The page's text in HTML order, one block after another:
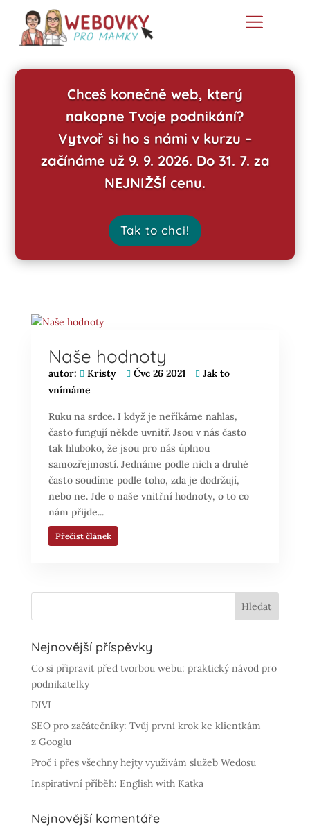
Chceš konečně web, který
nakopne Tvoje podnikání?
Vytvoř si ho s námi v kurzu –
začínáme už 9. 9. 2026. Do 31. 7. za
NEJNIŽŠÍ cenu.
Tak to chci!
Naše hodnoty
autor: Kristy Čvc 26 2021
Jak to
vnímáme
Ruku na srdce. I když je neříkáme nahlas,
často fungují někde uvnitř. Jsou v nás často
tak hluboko, že jsou pro nás úplnou
samozřejmostí. Jednáme podle nich a druhé
často soudíme podle toho, zda je dodržují,
nebo ne. Jde o naše vnitřní hodnoty, o to co
nám přijde...
Přečíst článek
Nejnovější příspěvky
Co si připravit před tvorbou webu: praktický návod pro
podnikatelky
DIVI
SEO pro začátečníky: Tvůj první krok ke klientkám
z Googlu
Proč i přes všechny hejty využívám služeb Wedosu
Inspirativní příběh: English with Katka
Nejnovější komentáře